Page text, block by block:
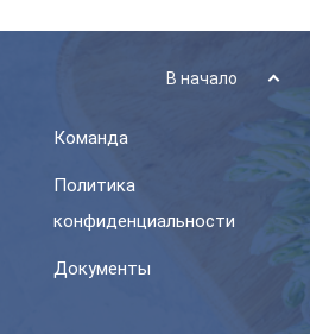
В начало
Команда
Политика
конфиденциальности
Документы